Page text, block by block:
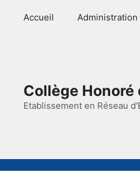
Accueil Administration
Collège Honoré
Etablissement en Réseau